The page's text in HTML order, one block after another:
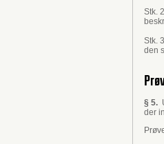
Stk.
Stk.
den
§ 5.
der